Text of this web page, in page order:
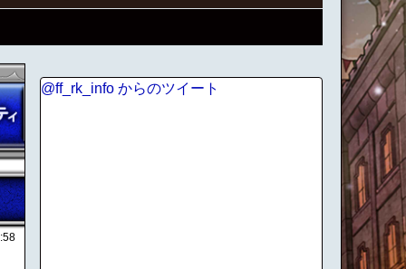
@ff_rk_info からのツイート